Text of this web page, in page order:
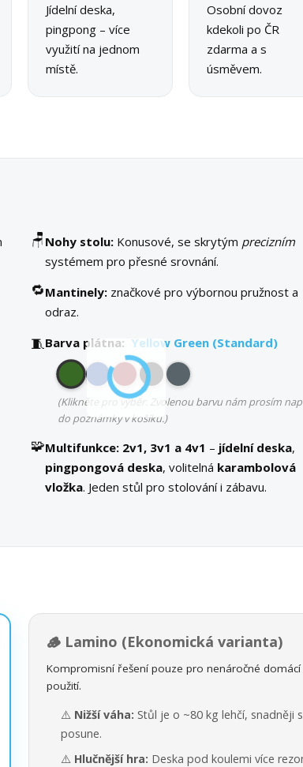
Jídelní deska,
pingpong – více
využití na jednom
místě.
Osobní dovoz
kdekoli po ČR
zdarma a s
úsměvem.
🪑 Nohy stolu:Konusové, se skrytým precizním
systémem pro přesné srovnání.
🔁Mantinely:značkové pro výbornou pružnost a
odraz.
🧵Barva plátna: Yellow Green (Standard)
(Klikněte pro výběr. Zvolenou barvu nám prosím
do poznámky v košíku.)
🧩Multifunkce:2v1, 3v1 a 4v1 – jídelní deska,
pingpongová deska, volitelná karambolová
vložka. Jeden stůl pro stolování i zábavu.
🪵 Lamino (Ekonomická varianta)
Kompromisní řešení pouze pro nenáročné domácí
použití.
⚠️ Nižší váha: Stůl je o ~80 kg lehčí, snadněji
posune.
⚠️ Hlučnější hra: Deska pod koulemi více